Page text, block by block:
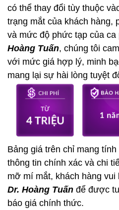
có thể thay đổi tùy thuộc
trạng mắt của khách hàng,
và mức độ phức tạp của ca
Hoàng Tuấn, chúng tôi
với mức giá hợp lý, minh
mang lại sự hài lòng tuyệt
Bảng giá trên chỉ mang
thông tin chính xác và chi
mỡ mí mắt, khách hàng
Dr. Hoàng Tuấn để được
báo giá chính thức.